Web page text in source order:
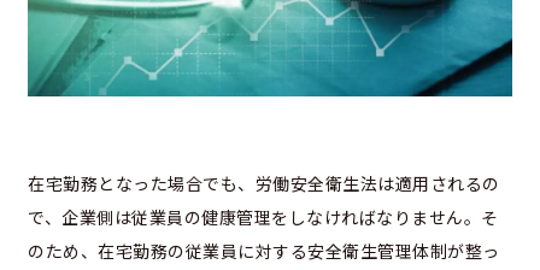
在宅勤務となった場合でも、労働安全衛生法は適用されるの
で、企業側は従業員の健康管理をしなければなりません。そ
のため、在宅勤務の従業員に対する安全衛生管理体制が整っ